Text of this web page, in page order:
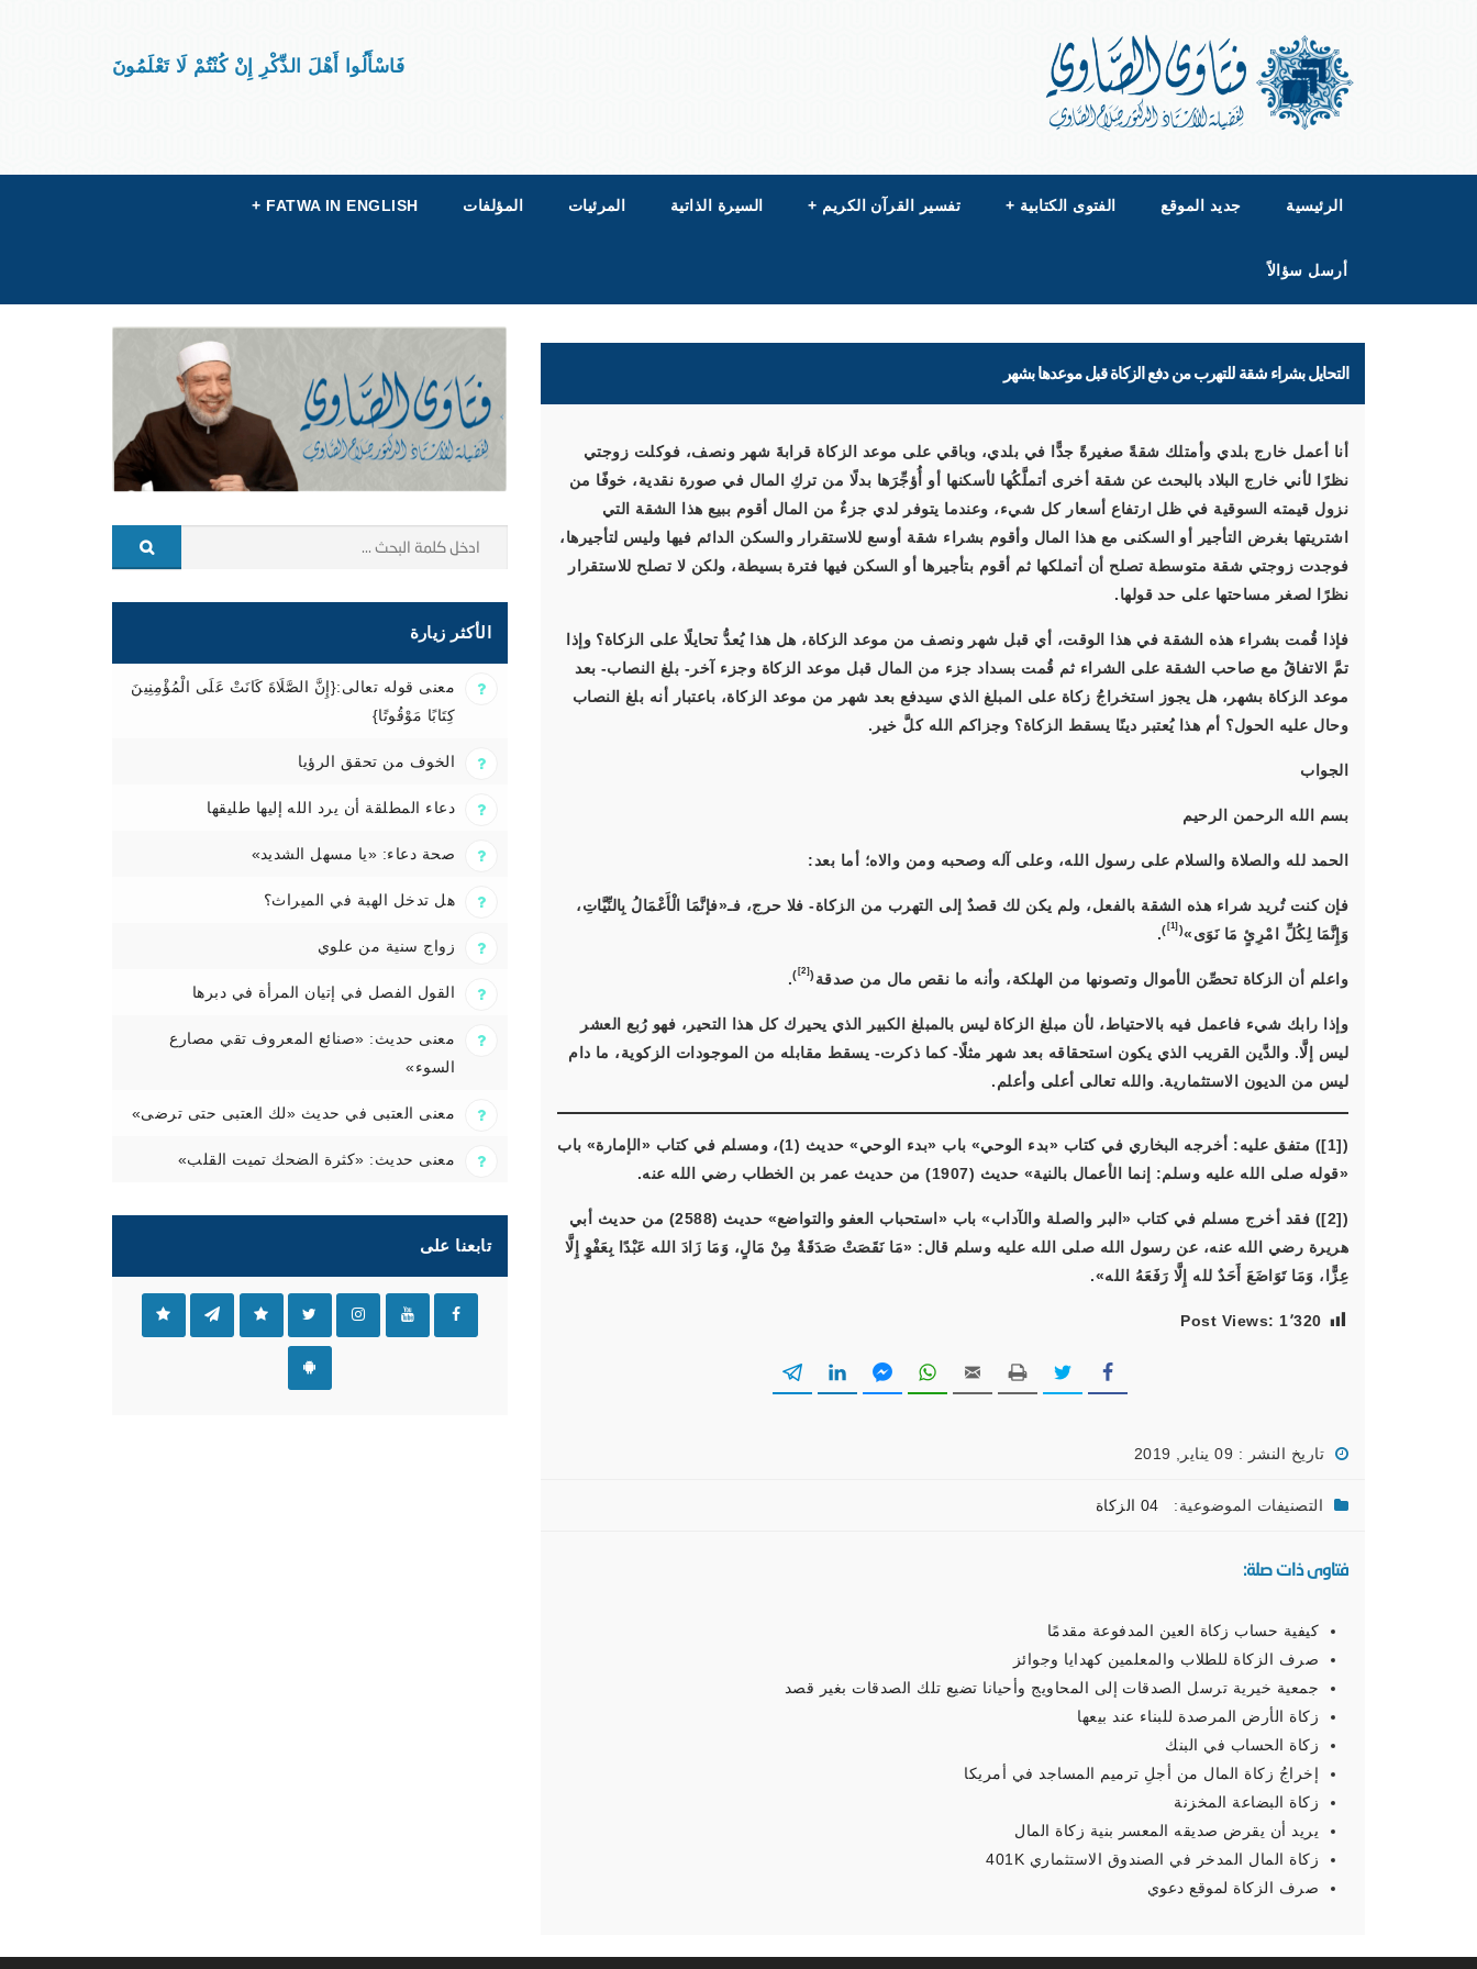
فَاسْأَلُوا أَهْلَ الذِّكْرِ إِنْ كُنْتُمْ لَا تَعْلَمُونَ
الرئيسية جديد الموقع الفتوى الكتابية + تفسير القرآن الكريم + السيرة الذاتية المرئيات المؤلفات FATWA IN ENGLISH
+
أرسل سؤالاً
التحايل بشراء شقة للتهرب من دفع الزكاة قبل موعدها بشهر
أنا أعمل خارج بلدي وأمتلك شقةً صغيرةً جدًّا في بلدي، وباقي على موعد الزكاة قرابةَ شهر ونصف، فوكلت زوجتي
نظرًا لأني خارج البلاد بالبحث عن شقة أخرى أتملَّكُها لأسكنها أو أُؤجِّرَها بدلًا من تركِ المال في صورة نقدية، خوفًا من
نزول قيمته السوقية في ظل ارتفاع أسعار كل شيء، وعندما يتوفر لدي جزءٌ من المال أقوم ببيع هذا الشقة التي
اشتريتها بغرض التأجير أو السكنى مع هذا المال وأقوم بشراء شقة أوسع للاستقرار والسكن الدائم فيها وليس لتأجيرها،
فوجدت زوجتي شقة متوسطة تصلح أن أتملكها ثم أقوم بتأجيرها أو السكن فيها فترة بسيطة، ولكن لا تصلح للاستقرار
نظرًا لصغر مساحتها على حد قولها.
فإذا قُمت بشراء هذه الشقة في هذا الوقت، أي قبل شهر ونصف من موعد الزكاة، هل هذا يُعدُّ تحايلًا على الزكاة؟ وإذا
تمَّ الاتفاقُ مع صاحب الشقة على الشراء ثم قُمت بسداد جزء من المال قبل موعد الزكاة وجزء آخر- بلغ النصاب- بعد
موعد الزكاة بشهر، هل يجوز استخراجُ زكاة على المبلغ الذي سيدفع بعد شهر من موعد الزكاة، باعتبار أنه بلغ النصاب
وحال عليه الحول؟ أم هذا يُعتبر دينًا يسقط الزكاة؟ وجزاكم الله كلَّ خير.
الجواب
بسم الله الرحمن الرحيم
الحمد لله والصلاة والسلام على رسول الله، وعلى آله وصحبه ومن والاه؛ أما بعد:
فإن كنت تُريد شراء هذه الشقة بالفعل، ولم يكن لك قصدٌ إلى التهرب من الزكاة- فلا حرج، فـ«فإنَّمَا الْأَعْمَالُ بِالنِّيَّاتِ،
وَإِنَّمَا لِكُلِّ امْرِئٍ مَا نَوَى»(
[1]
)
.
واعلم أن الزكاة تحصِّن الأموال وتصونها من الهلكة، وأنه ما نقص مال من صدقة (
[2]
)
.
وإذا رابك شيء فاعمل فيه بالاحتياط، لأن مبلغ الزكاة ليس بالمبلغ الكبير الذي يحيرك كل هذا التحير، فهو رُبع العشر
ليس إلَّا. والدَّين القريب الذي يكون استحقاقه بعد شهر مثلًا- كما ذكرت- يسقط مقابله من الموجودات الزكوية، ما دام
ليس من الديون الاستثمارية. والله تعالى أعلى وأعلم.
([1]) متفق عليه: أخرجه البخاري في كتاب «بدء الوحي» باب «بدء الوحي» حديث (1)، ومسلم في كتاب «الإمارة» باب
«قوله صلى الله عليه وسلم: إنما الأعمال بالنية» حديث (1907) من حديث عمر بن الخطاب رضي الله عنه.
([2]) فقد أخرج مسلم في كتاب «البر والصلة والآداب» باب «استحباب العفو والتواضع» حديث (2588) من حديث أبي
هريرة رضي الله عنه، عن رسول الله صلى الله عليه وسلم قال: «مَا نَقَصَتْ صَدَقَةٌ مِنْ مَالٍ، وَمَا زَادَ الله عَبْدًا بِعَفْوٍ إِلَّا
عِزًّا، وَمَا تَوَاضَعَ أَحَدٌ لله إِلَّا رَفَعَهُ الله».
Post Views: 1٬320
تاريخ النشر : 09 يناير, 2019
التصنيفات الموضوعية: 04 الزكاة
فتاوى ذات صلة:
كيفية حساب زكاة العين المدفوعة مقدمًا
صرف الزكاة للطلاب والمعلمين كهدايا وجوائز
جمعية خيرية ترسل الصدقات إلى المحاويج وأحيانا تضيع تلك الصدقات بغير قصد
زكاة الأرض المرصدة للبناء عند بيعها
زكاة الحساب في البنك
إخراجُ زكاة المال من أجلِ ترميم المساجد في أمريكا
زكاة البضاعة المخزنة
يريد أن يقرض صديقه المعسر بنية زكاة المال
زكاة المال المدخر في الصندوق الاستثماري 401K
صرف الزكاة لموقع دعوي
الأكثر زيارة
معنى قوله تعالى:{إِنَّ الصَّلَاةَ كَانَتْ عَلَى الْمُؤْمِنِينَ
كِتَابًا مَوْقُوتًا}
الخوف من تحقق الرؤيا
دعاء المطلقة أن يرد الله إليها طليقها
صحة دعاء: «يا مسهل الشديد»
هل تدخل الهبة في الميراث؟
زواج سنية من علوي
القول الفصل في إتيان المرأة في دبرها
معنى حديث: «صنائع المعروف تقي مصارع
السوء»
معنى العتبى في حديث «لك العتبى حتى ترضى»
معنى حديث: «كثرة الضحك تميت القلب»
تابعنا على